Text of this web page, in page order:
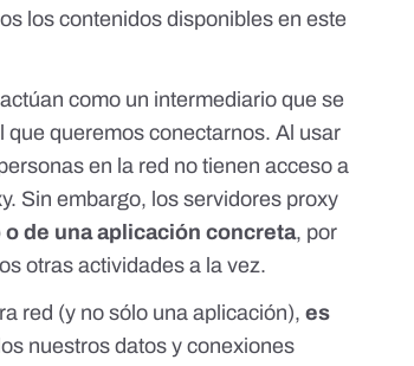
los contenidos disponibles en este
actúan como un intermediario que se
queremos conectarnos. Al usar
en la red no tienen acceso a
Sin embargo, los servidores proxy
de una aplicación concreta, por
otras actividades a la vez.
red (y no sólo una aplicación),es
nuestros datos y conexiones